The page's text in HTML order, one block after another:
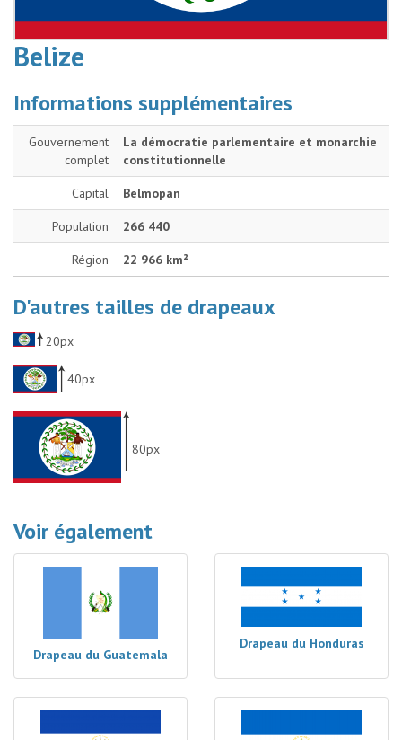
Belize
Informations supplémentaires
Gouvernement
complet
La démocratie parlementaire et monarchie
constitutionnelle
Capital Belmopan
Population 266 440
Région 22 966 km²
D'autres tailles de drapeaux
20px
40px
80px
Voir également
Drapeau du Guatemala
Drapeau du Honduras